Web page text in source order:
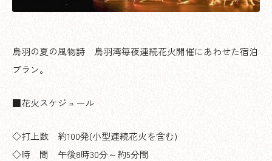
鳥羽の夏の風物詩 鳥羽湾毎夜連続花火開催にあわせた宿泊
プラン。
■花火スケジュール
◇打上数 約100発(小型連続花火を含む)
◇時 間 午後8時30分～約5分間